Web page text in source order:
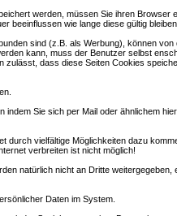
werden, müssen Sie ihren Browser
beeinflussen wie lange diese gültig
sind (z.B. als Werbung), können
kann, muss der Benutzer selbst
zulässt, dass diese Seiten Cookies
indem Sie sich per Mail oder ähnlichem
durch vielfältige Möglichkeiten dazu
verbreiten ist nicht möglich!
natürlich nicht an Dritte
Daten im System.